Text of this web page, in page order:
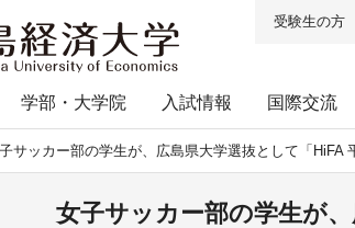
受験生の方
学部・大学院 入試情報 国際交流
サッカー部の学生が、広島県大学選抜として「HiFA
女子サッカー部の学生が